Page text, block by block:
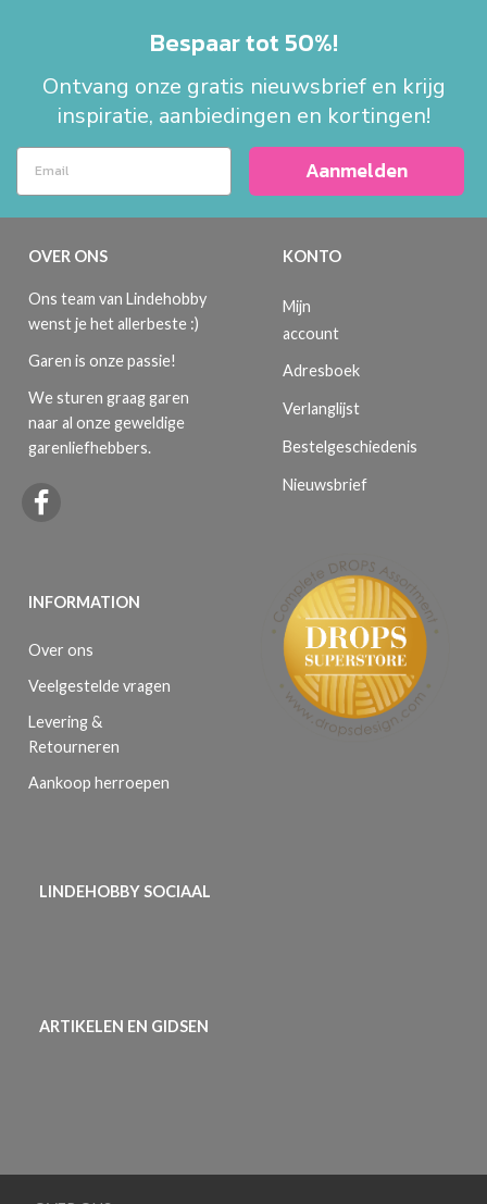
Bespaar tot 50%!
Ontvang onze gratis nieuwsbrief en krijg
inspiratie, aanbiedingen en kortingen!
Aanmelden
OVER ONS
Ons team van Lindehobby
wenst je het allerbeste :)
Garen is onze passie!
We sturen graag garen
naar al onze geweldige
garenliefhebbers.
INFORMATION
Over ons
Veelgestelde vragen
Levering &
Retourneren
Aankoop herroepen
KONTO
Mijn
account
Adresboek
Verlanglijst
Bestelgeschiedenis
Nieuwsbrief
LINDEHOBBY SOCIAAL
ARTIKELEN EN GIDSEN